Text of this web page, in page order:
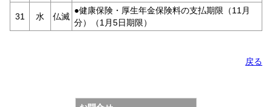
31 水 仏滅
●健康保険・厚生年金保険料の支払期限（11月
分）（1月5日期限）
戻る